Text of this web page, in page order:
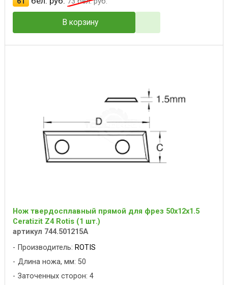
В корзину
Нож твердосплавный прямой для фрез 50x12x1.5
Ceratizit Z4 Rotis (1 шт.)
артикул 744.501215A
Производитель: ROTIS
Длина ножа, мм: 50
Заточенных сторон: 4